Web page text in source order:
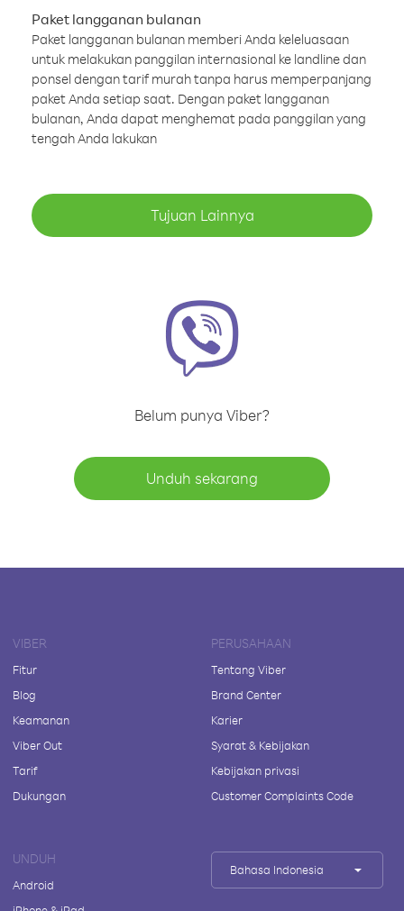
Paket langganan bulanan
Paket langganan bulanan memberi Anda keleluasaan
untuk melakukan panggilan internasional ke landline dan
ponsel dengan tarif murah tanpa harus memperpanjang
paket Anda setiap saat. Dengan paket langganan
bulanan, Anda dapat menghemat pada panggilan yang
tengah Anda lakukan
Tujuan Lainnya
Belum punya Viber?
Unduh sekarang
VIBER
Fitur
Blog
Keamanan
Viber Out
Tarif
Dukungan
PERUSAHAAN
Tentang Viber
Brand Center
Karier
Syarat & Kebijakan
Kebijakan privasi
Customer Complaints Code
UNDUH
Android
Bahasa Indonesia